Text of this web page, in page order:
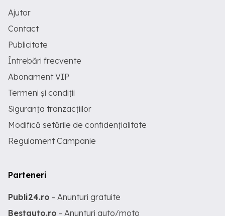
Ajutor
Contact
Publicitate
Întrebări frecvente
Abonament VIP
Termeni și condiții
Siguranța tranzacțiilor
Modifică setările de confidențialitate
Regulament Campanie
Parteneri
Publi24.ro - Anunturi gratuite
Bestauto.ro - Anunturi auto/moto